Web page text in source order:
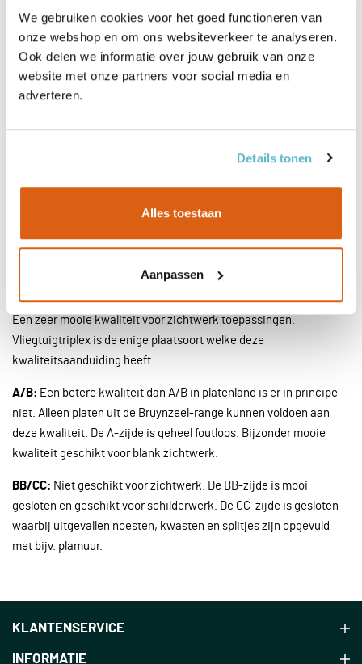
We gebruiken cookies voor het goed functioneren van
onze webshop en om ons websiteverkeer te analyseren.
Ook delen we informatie over jouw gebruik van onze
website met onze partners voor social media en
adverteren.
Details tonen
Alles toestaan
Aanpassen
Grote noesten en kwasten zijn door proppen vervangen.
Natuurlijke verkleuringen vormen geen reden tot afkeur. Splitjes
en andere 'cosmetische' foutjes zijn toegestaan. Kwalitatieve
in niet-zichtwerk bouwtoepassingen, verpakkingen en om te
beplakken met bijvoorbeeld HPL.
AB/B:Foutloze binnenfineren! De AB-zijde is nagenoeg foutloos.
Een zeer mooie kwaliteit voor zichtwerk toepassingen.
Vliegtuigtriplex is de enige plaatsoort welke deze
kwaliteitsaanduiding heeft.
A/B: Een betere kwaliteit dan A/B in platenland is er in principe
niet. Alleen platen uit de Bruynzeel-range kunnen voldoen aan
deze kwaliteit. De A-zijde is geheel foutloos. Bijzonder mooie
kwaliteit geschikt voor blank zichtwerk.
BB/CC: Niet geschikt voor zichtwerk. De BB-zijde is mooi
gesloten en geschikt voor schilderwerk. De CC-zijde is gesloten
waarbij uitgevallen noesten, kwasten en splitjes zijn opgevuld
met bijv. plamuur.
KLANTENSERVICE
INFORMATIE